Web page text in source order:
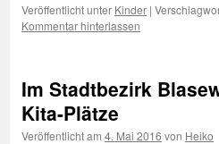
Veröffentlicht unter Kinder |
Kommentar hinterlassen
Im Stadtbezirk
Kita-Plätze
Veröffentlicht am 4. Mai 2016 von Heiko